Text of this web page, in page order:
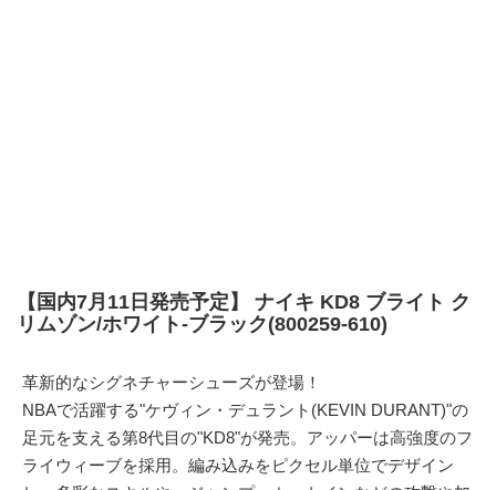
【国内7月11日発売予定】 ナイキ KD8 ブライト ク
リムゾン/ホワイト-ブラック(800259-610)
革新的なシグネチャーシューズが登場！
NBAで活躍する"ケヴィン・デュラント(KEVIN DURANT)"の
足元を支える第8代目の"KD8"が発売。アッパーは高強度のフ
ライウィーブを採用。編み込みをピクセル単位でデザイン